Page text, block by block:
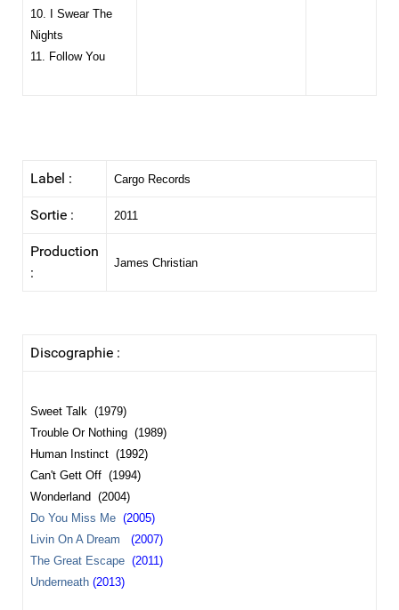
10. I Swear The
Nights
11. Follow You
Label : Cargo Records
Sortie : 2011
Production
:
James Christian
Discographie :
Sweet Talk (1979)
Trouble Or Nothing (1989)
Human Instinct (1992)
Can't Gett Off (1994)
Wonderland (2004)
Do You Miss Me (2005)
Livin On A Dream (2007)
The Great Escape (2011)
Underneath (2013)